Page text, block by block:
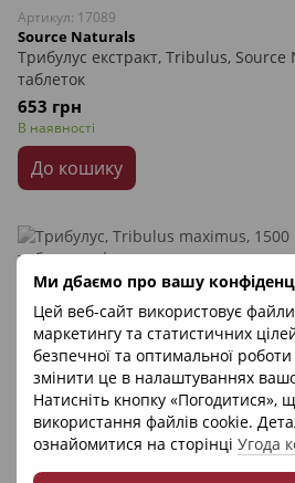
Ми дбаємо про вашу
Цей веб-сайт використовує
маркетингу та статистичних
безпечної та оптимальної
змінити це в налаштуваннях
Натисніть кнопку «Погодитися»,
використання файлів cookie.
ознайомитися на сторінці Угода
Артикул: 17089
Source Naturals
Трибулус екстракт, Tribulus,
таблеток
653 грн
В наявності
До кошику